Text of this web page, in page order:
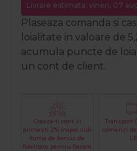
Livrare estimata: vineri, 07
Plaseaza comanda si
loialitate in valoare de
acumula puncte de
un cont de client.
Creaza-ti cont si
primesti 2% inapoi sub
forma de bonus de
fidelitate pentru fiecare
Transport
comenzi